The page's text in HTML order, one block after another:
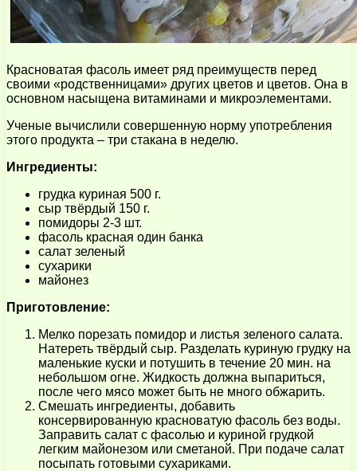
Красноватая фасоль имеет ряд преимуществ перед
своими «родственницами» других цветов и цветов. Она в
основном насыщена витаминами и микроэлементами.
Ученые вычислили совершенную норму употребления
этого продукта – три стакана в неделю.
Ингредиенты:
грудка куриная 500 г.
сыр твёрдый 150 г.
помидоры 2-3 шт.
фасоль красная один банка
салат зеленый
сухарики
майонез
Приготовление:
Мелко порезать помидор и листья зеленого салата.
Натереть твёрдый сыр. Разделать куриную грудку на
маленькие куски и потушить в течение 20 мин. на
небольшом огне. Жидкость должна выпариться,
после чего мясо может быть не много обжарить.
Смешать ингредиенты, добавить
консервированную красноватую фасоль без воды.
Заправить салат с фасолью и куриной грудкой
легким майонезом или сметаной. При подаче салат
посыпать готовыми сухариками.